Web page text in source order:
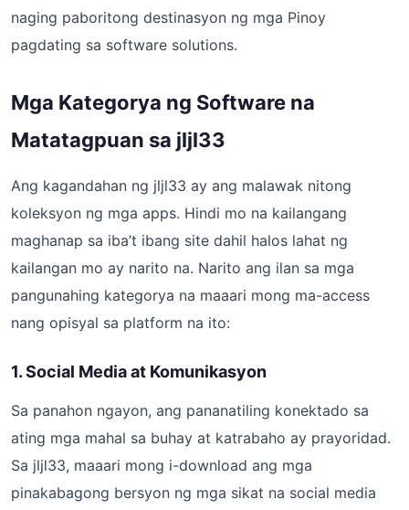
naging paboritong destinasyon ng mga Pinoy
pagdating sa software solutions.
Mga Kategorya ng Software na
Matatagpuan sa jljl33
Ang kagandahan ng jljl33 ay ang malawak nitong
koleksyon ng mga apps. Hindi mo na kailangang
maghanap sa iba’t ibang site dahil halos lahat ng
kailangan mo ay narito na. Narito ang ilan sa mga
pangunahing kategorya na maaari mong ma-access
nang opisyal sa platform na ito:
1. Social Media at Komunikasyon
Sa panahon ngayon, ang pananatiling konektado sa
ating mga mahal sa buhay at katrabaho ay prayoridad.
Sa jljl33, maaari mong i-download ang mga
pinakabagong bersyon ng mga sikat na social media